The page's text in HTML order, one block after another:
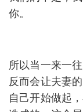
你。
所以当一来一
反而会让夫妻
自己开始做起